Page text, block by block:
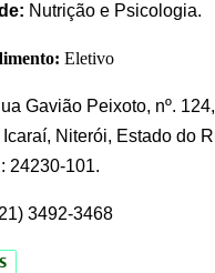
Nutrição e Psicologia.
Eletivo
Gavião Peixoto, nº.
Niterói, Estado do
24230-101.
3492-3468